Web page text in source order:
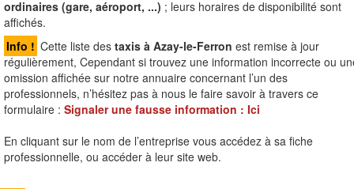
ordinaires (gare, aéroport, ...) ; leurs horaires de disponibilité sont
affichés.
Info ! Cette liste des taxis à Azay-le-Ferron est remise à jour
régulièrement, Cependant si trouvez une information incorrecte ou
omission affichée sur notre annuaire concernant l’un des
professionnels, n’hésitez pas à nous le faire savoir à travers ce
formulaire : Signaler une fausse information : Ici
En cliquant sur le nom de l’entreprise vous accédez à sa fiche
professionnelle, ou accéder à leur site web.